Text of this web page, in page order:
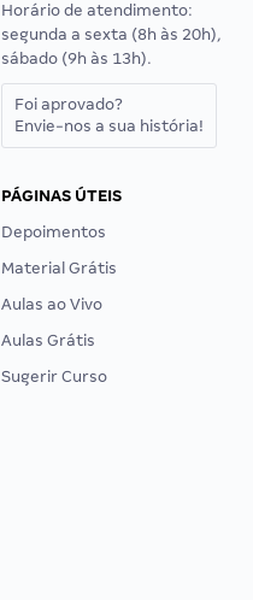
Horário de atendimento:
segunda a sexta (8h às 20h),
sábado (9h às 13h).
Foi aprovado?
Envie-nos a sua história!
PÁGINAS ÚTEIS
Depoimentos
Material Grátis
Aulas ao Vivo
Aulas Grátis
Sugerir Curso